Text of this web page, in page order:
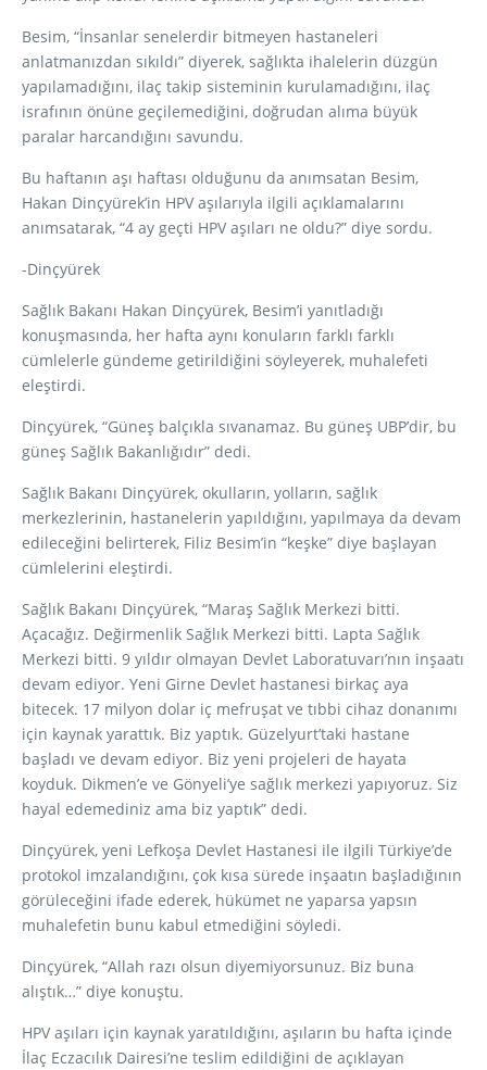
Besim, “İnsanlar senelerdir bitmeyen hastaneleri
anlatmanızdan sıkıldı” diyerek, sağlıkta ihalelerin düzgün
yapılamadığını, ilaç takip sisteminin kurulamadığını, ilaç
israfının önüne geçilemediğini, doğrudan alıma büyük
paralar harcandığını savundu.
Bu haftanın aşı haftası olduğunu da anımsatan Besim,
Hakan Dinçyürek’in HPV aşılarıyla ilgili açıklamalarını
anımsatarak, “4 ay geçti HPV aşıları ne oldu?” diye sordu.
-Dinçyürek
Sağlık Bakanı Hakan Dinçyürek, Besim’i yanıtladığı
konuşmasında, her hafta aynı konuların farklı farklı
cümlelerle gündeme getirildiğini söyleyerek, muhalefeti
eleştirdi.
Dinçyürek, “Güneş balçıkla sıvanamaz. Bu güneş UBP’dir, bu
güneş Sağlık Bakanlığıdır” dedi.
Sağlık Bakanı Dinçyürek, okulların, yolların, sağlık
merkezlerinin, hastanelerin yapıldığını, yapılmaya da devam
edileceğini belirterek, Filiz Besim’in “keşke” diye başlayan
cümlelerini eleştirdi.
Sağlık Bakanı Dinçyürek, “Maraş Sağlık Merkezi bitti.
Açacağız. Değirmenlik Sağlık Merkezi bitti. Lapta Sağlık
Merkezi bitti. 9 yıldır olmayan Devlet Laboratuvarı’nın inşaatı
devam ediyor. Yeni Girne Devlet hastanesi birkaç aya
bitecek. 17 milyon dolar iç mefruşat ve tıbbi cihaz donanımı
için kaynak yarattık. Biz yaptık. Güzelyurt’taki hastane
başladı ve devam ediyor. Biz yeni projeleri de hayata
koyduk. Dikmen’e ve Gönyeli’ye sağlık merkezi yapıyoruz. Siz
hayal edemediniz ama biz yaptık” dedi.
Dinçyürek, yeni Lefkoşa Devlet Hastanesi ile ilgili Türkiye’de
protokol imzalandığını, çok kısa sürede inşaatın başladığının
görüleceğini ifade ederek, hükümet ne yaparsa yapsın
muhalefetin bunu kabul etmediğini söyledi.
Dinçyürek, “Allah razı olsun diyemiyorsunuz. Biz buna
alıştık…” diye konuştu.
HPV aşıları için kaynak yaratıldığını, aşıların bu hafta içinde
İlaç Eczacılık Dairesi’ne teslim edildiğini de açıklayan